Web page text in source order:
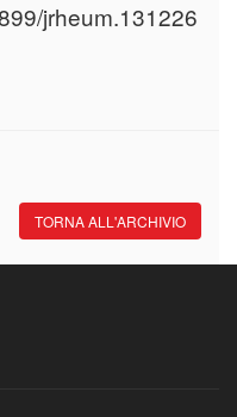
jrheum.131226
TORNA ALL'ARCHIVIO